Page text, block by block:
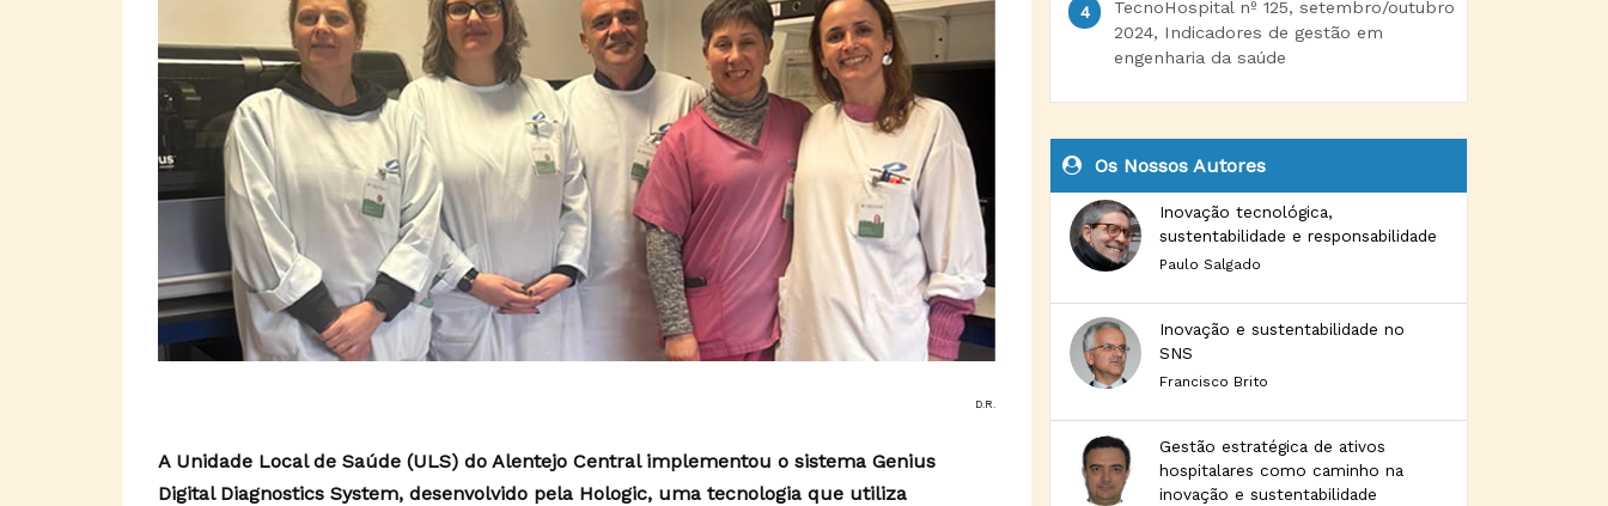
D.R.
A Unidade Local de Saúde (ULS) do Alentejo Central implementou o sistema Genius
Digital Diagnostics System, desenvolvido pela Hologic, uma tecnologia que utiliza
TecnoHospital nº 125, setembro/outubro
2024, Indicadores de gestão em
engenharia da saúde
Os Nossos Autores
Inovação tecnológica,
sustentabilidade e responsabilidade
Paulo Salgado
Inovação e sustentabilidade no
SNS
Francisco Brito
Gestão estratégica de ativos
hospitalares como caminho na
inovação e sustentabilidade